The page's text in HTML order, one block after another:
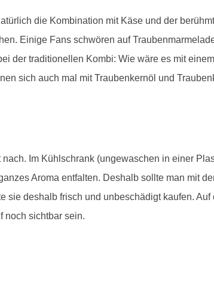
die Kombination mit Käse und der
Einige Fans schwören auf
der traditionellen Kombi: Wie wäre es mit einem
sich auch mal mit Traubenkernöl und
Im Kühlschrank (ungewaschen in einer
Aroma entfalten. Deshalb sollte man mit
sie deshalb frisch und unbeschädigt kaufen.
noch sichtbar sein.